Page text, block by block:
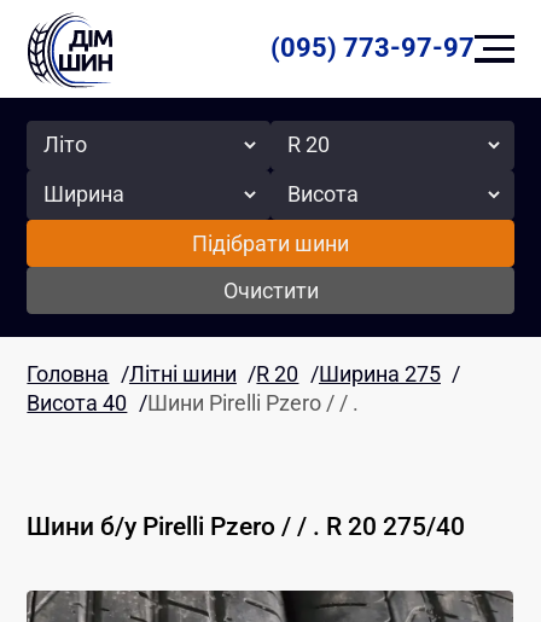
(095) 773-97-97
Сезон Радіус
Ширина Висота
Підібрати шини
Очистити
Головна /Літні шини /R 20 /Ширина 275 /
Висота 40 /Шини Pirelli Pzero / / .
Шини б/у Pirelli Pzero / / . R 20 275/40